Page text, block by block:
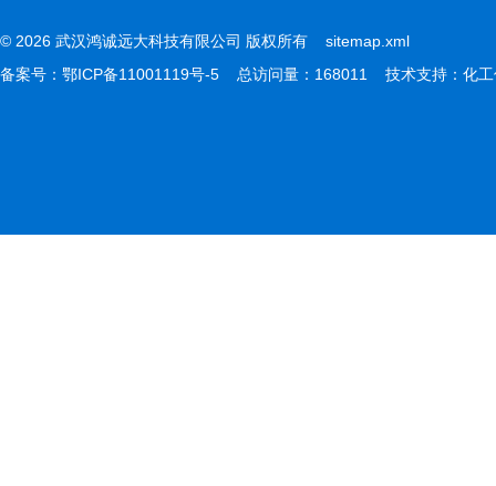
© 2026 武汉鸿诚远大科技有限公司 版权所有 sitemap.xml
备案号： 鄂ICP备11001119号-5 总访问量：168011 技术支持： 化